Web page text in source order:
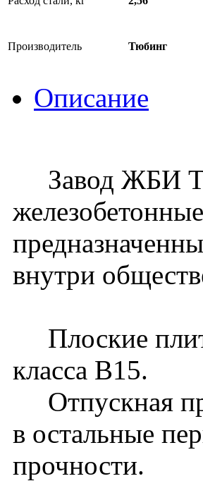
Производитель Тюбинг
Описание
Завод ЖБИ
внутри
Плоские
класса В15.
Отпускная
в остальные
прочности.